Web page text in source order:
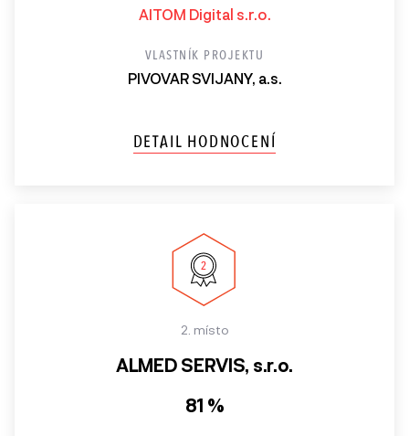
AITOM Digital s.r.o.
VLASTNÍK PROJEKTU
PIVOVAR SVIJANY, a.s.
DETAIL HODNOCENÍ
2. místo
ALMED SERVIS, s.r.o.
81 %